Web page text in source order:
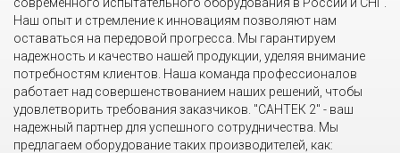
Наш опыт и стремление к инновациям позволяют нам
оставаться на передовой прогресса. Мы гарантируем
надежность и качество нашей продукции, уделяя внимание
потребностям клиентов. Наша команда профессионалов
работает над совершенствованием наших решений, чтобы
удовлетворить требования заказчиков. "САНТЕК 2" - ваш
надежный партнер для успешного сотрудничества. Мы
предлагаем оборудование таких производителей, как: